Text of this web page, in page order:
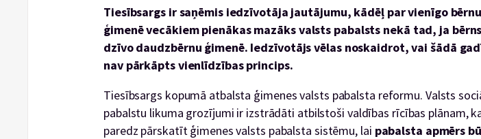
Tiesībsargs ir saņēmis iedzīvotāja jautājumu, kādēļ par vienīgo bērnu
ģimenē vecākiem pienākas mazāks valsts pabalsts nekā tad, ja bērns
dzīvo daudzbērnu ģimenē. Iedzīvotājs vēlas noskaidrot, vai šādā
nav pārkāpts vienlīdzības princips.
Tiesībsargs kopumā atbalsta ģimenes valsts pabalsta reformu. Valsts
pabalstu likuma grozījumi ir izstrādāti atbilstoši valdības rīcības plānam,
paredz pārskatīt ģimenes valsts pabalsta sistēmu, lai pabalsta apmērs